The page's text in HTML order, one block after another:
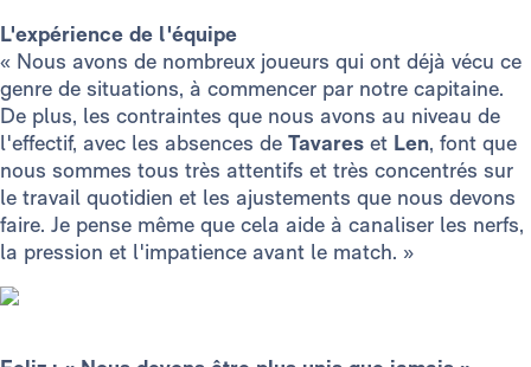
L'expérience de l'équipe
« Nous avons de nombreux joueurs qui ont déjà vécu ce
genre de situations, à commencer par notre capitaine.
De plus, les contraintes que nous avons au niveau de
l'effectif, avec les absences de Tavares et Len, font que
nous sommes tous très attentifs et très concentrés sur
le travail quotidien et les ajustements que nous devons
faire. Je pense même que cela aide à canaliser les nerfs,
la pression et l'impatience avant le match. »